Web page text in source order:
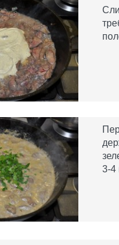
3-4